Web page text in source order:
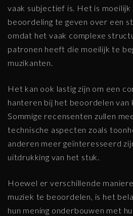
vaak subjectief is. Het is
beoordeling te geven over een
omdat het vaak complexe
patronen heeft die moeilijk te
muzikanten.
Het kan ook lastig zijn om een
hanteren bij het beoordelen van
Sommige recensenten zullen
technische aspecten zoals
anderen meer geïnteresseerd
uitdrukking van het stuk.
Hoewel er verschillende
muziek te beoordelen, is het
hun mening onderbouwen met